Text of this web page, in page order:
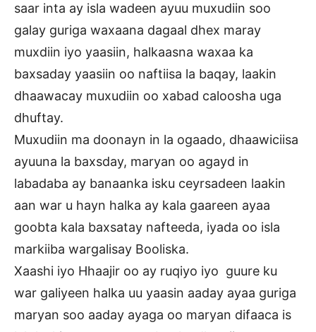
saar inta ay isla wadeen ayuu muxudiin soo
galay guriga waxaana dagaal dhex maray
muxdiin iyo yaasiin, halkaasna waxaa ka
baxsaday yaasiin oo naftiisa la baqay, laakin
dhaawacay muxudiin oo xabad caloosha uga
dhuftay.
Muxudiin ma doonayn in la ogaado, dhaawiciisa
ayuuna la baxsday, maryan oo agayd in
labadaba ay banaanka isku ceyrsadeen laakin
aan war u hayn halka ay kala gaareen ayaa
goobta kala baxsatay nafteeda, iyada oo isla
markiiba wargalisay Booliska.
Xaashi iyo Hhaajir oo ay ruqiyo iyo guure ku
war galiyeen halka uu yaasin aaday ayaa guriga
maryan soo aaday ayaga oo maryan difaaca is